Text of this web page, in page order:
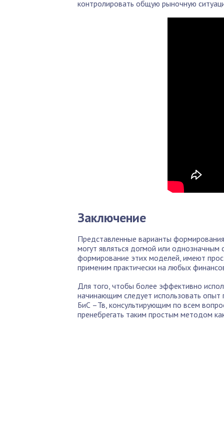
контролировать общую рыночную
Заключение
Представленные варианты
могут являться догмой или
формирование этих моделей, имеют
применим практически на любых
Для того, чтобы более эффективно
начинающим следует использовать
БиС –Тв, консультирующим по всем
пренебрегать таким простым методом